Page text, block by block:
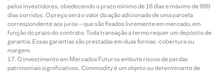
pelos investidores, obedecendo o prazo mínimo de 16 dias e máximo de 999
dias corridos. O preço será o valor da ação adicionado de uma parcela
correspondente aos juros – que são fixados livremente em mercado, em
função do prazo do contrato. Toda transação a termo requer um depósito de
garantia. Essas garantias são prestadas em duas formas: cobertura ou
margem.
O investimento em Mercados Futuros embute riscos de perdas
patrimoniais significativos. Commodity é um objeto ou determinante de